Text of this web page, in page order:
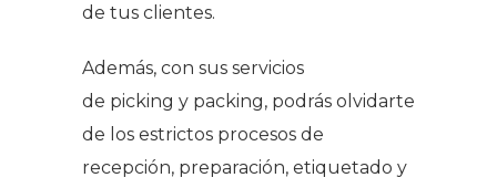
de tus clientes.
Además, con sus servicios
de picking y packing, podrás olvidarte
de los estrictos procesos de
recepción, preparación, etiquetado y